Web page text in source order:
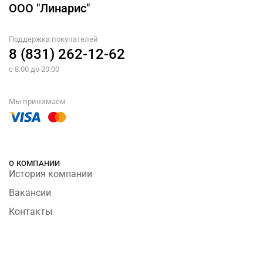
ООО "Линарис"
Поддержка покупателей
8 (831) 262-12-62
с 8:00 до 20:00
Мы принимаем
О КОМПАНИИ
История компании
Вакансии
Контакты